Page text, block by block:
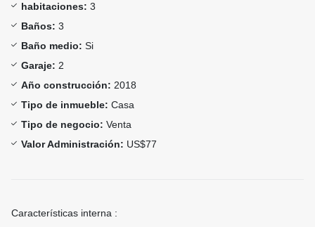
habitaciones: 3
Baños: 3
Baño medio: Si
Garaje: 2
Año construcción: 2018
Tipo de inmueble: Casa
Tipo de negocio: Venta
Valor Administración: US$77
Características interna :